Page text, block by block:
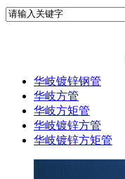
华岐镀锌钢管
华岐方管
华岐方矩管
华岐镀锌方管
华岐镀锌方矩管